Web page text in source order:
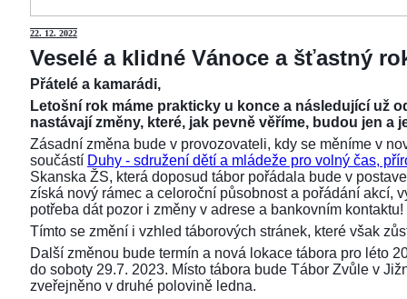
22. 12. 2022
Veselé a klidné Vánoce a šťastný
Přátelé a kamarádi,
Letošní rok máme prakticky u konce a následující už
nastávají změny, které, jak pevně věříme, budou jen a
Zásadní změna bude v provozovateli, kdy se měníme v
součástí Duhy - sdružení dětí a mládeže pro volný čas,
Skanska ŽS, která doposud tábor pořádala bude v
získá nový rámec a celoroční působnost a pořádání akcí,
potřeba dát pozor i změny v adrese a bankovním kontaktu!
Tímto se změní i vzhled táborových stránek, které však
Další změnou bude termín a nová lokace tábora pro léto
do soboty 29.7. 2023. Místo tábora bude Tábor Zvůle v
zveřejněno v druhé polovině ledna.